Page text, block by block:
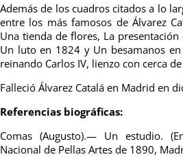
Además de los cuadros citados a lo
entre los más famosos de Álvarez
Una tienda de flores, La
Un luto en 1824 y Un besamanos
reinando Carlos IV, lienzo con cerca
Falleció Álvarez Catalá en Madrid en
Referencias biográficas:
Comas (Augusto).— Un estudio.
Nacional de Pellas Artes de 1890,